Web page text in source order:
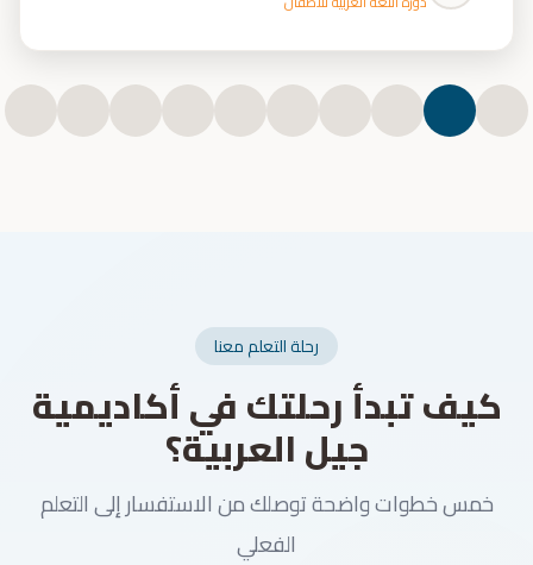
رحلة التعلم معنا
كيف تبدأ رحلتك في أكاديمية
جيل العربية؟
خمس خطوات واضحة توصلك من الاستفسار إلى التعلم
الفعلي